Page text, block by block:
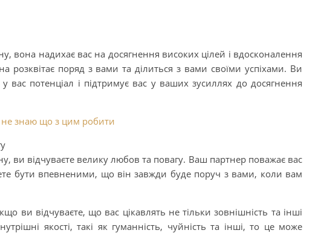
вона надихає вас на досягнення високих цілей і вдосконалення
розквітає поряд з вами та ділиться з вами своїми успіхами. Ви
вас потенціал і підтримує вас у ваших зусиллях до досягнення
не знаю що з цим робити
ви відчуваєте велику любов та повагу. Ваш партнер поважає вас
бути впевненими, що він завжди буде поруч з вами, коли вам
ви відчуваєте, що вас цікавлять не тільки зовнішність та інші
якості, такі як гуманність, чуйність та інші, то це може